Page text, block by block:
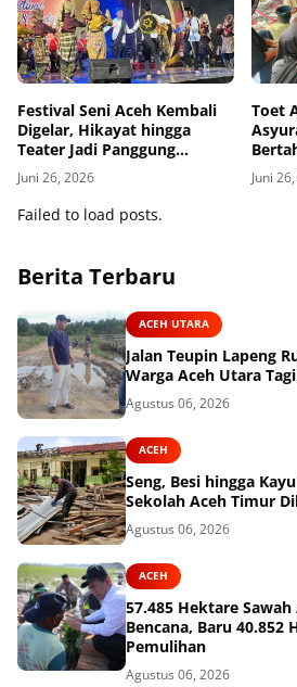
Festival Seni Aceh Kembali
Digelar, Hikayat hingga
Teater Jadi Panggung
Seniman Muda
Juni 26, 2026
Toet
Juni
Failed to load posts.
Berita Terbaru
ACEH UTARA
Jalan Teupin Lapeng
Warga Aceh Utara
Agustus 06, 2026
ACEH
Seng, Besi hingga
Sekolah Aceh Timur
Agustus 06, 2026
ACEH
57.485 Hektare
Bencana, Baru 40.852
Pemulihan
Agustus 06, 2026